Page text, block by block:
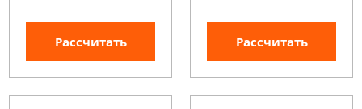
Рассчитать Рассчитать